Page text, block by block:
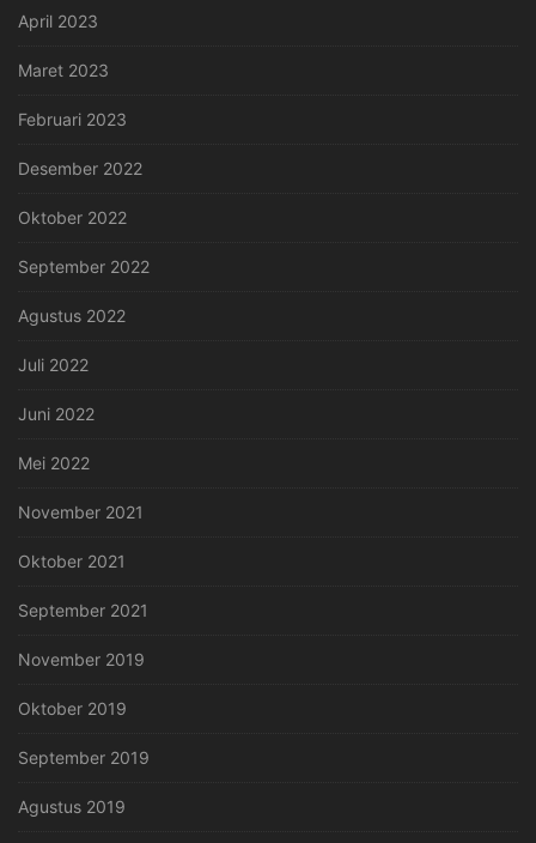
April 2023
Maret 2023
Februari 2023
Desember 2022
Oktober 2022
September 2022
Agustus 2022
Juli 2022
Juni 2022
Mei 2022
November 2021
Oktober 2021
September 2021
November 2019
Oktober 2019
September 2019
Agustus 2019